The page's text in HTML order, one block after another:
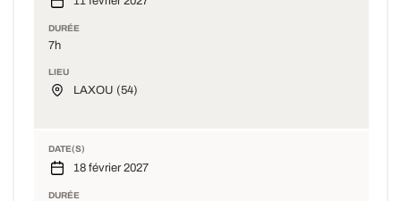
DURÉE
7h
LIEU
LAXOU (54)
DATE(S)
18 février 2027
DURÉE